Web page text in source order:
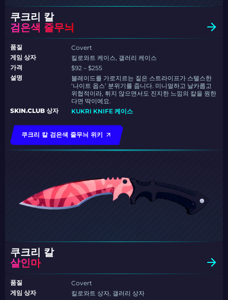
쿠크리 칼
검은색 줄무늬
품질
Covert
게임 상자
킬로와트 케이스, 갤러리 케이스
가격
$92 – $255
설명
블레이드를 가로지르는 짙은 스트라이프가 스텔스한
‘나이트 옵스’ 분위기를 줍니다. 미니멀하고 날카롭고
위협적이라, 튀지 않으면서도 진지한 느낌의 칼을 원한
다면 딱이에요.
SKIN.CLUB 상자
KUKRI KNIFE 케이스
쿠크리 칼 검은색 줄무늬 위키
쿠크리 칼
살인마
품질
Covert
게임 상자
킬로와트 상자, 갤러리 상자